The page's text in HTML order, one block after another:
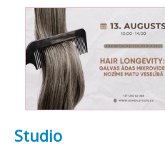
Studio